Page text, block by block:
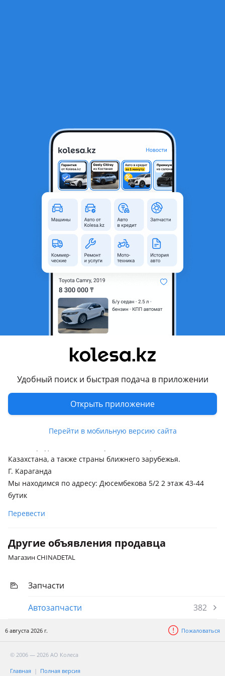
Удобный поиск и быстрая подача в приложении
Открыть приложение
Перейти в мобильную версию сайта
Di10883 Фильтр Воздушный EXEED LX
Караганда, Карагандинская
область
Новая
Оригинальность
Оригинал
Комментарий продавца
Мы реализуем автозапчасти высокого качества напрямую
от заводов производителей, для легковых автомобилей
китайского производства — GEELY LIFAN JAC CHERY EXEED
HAVAL. Благодаря многолетнему опыту, наши специалисты
помогут Вам подобрать качественные запчасти по
доступным ценам, а в случае их отсутствия заказать и
привезти в кратчайшие сроки. Просим Вас уточнять
актуальные цены и наличие товаров у наших менеджеров
оформить автозапчасти в рассрочку от 6 до 24 месяцев
Казахстана, а также страны ближнего зарубежья.
Г. Караганда
Мы находимся по адресу: Дюсембекова 5/2 2 этаж 43-44
бутик
Перевести
Другие объявления продавца
Магазин CHINADETAL
Запчасти
Автозапчасти
382
6 августа 2026 г. Пожаловаться
© 2006 — 2026 АО Колеса
Главная Полная версия